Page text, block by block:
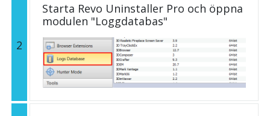
2
Starta Revo Uninstaller Pro och öppna
modulen "Loggdatabas"